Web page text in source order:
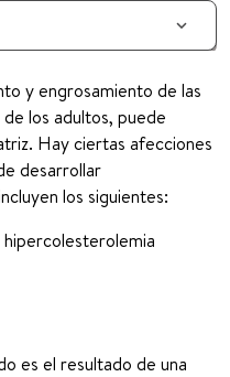
y engrosamiento de las
los adultos, puede
Hay ciertas afecciones
desarrollar
los siguientes:
es el resultado de una